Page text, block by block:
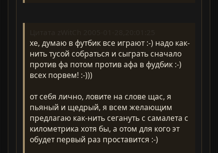
хе, думаю в футбик все играют :-) надо как-
нить тусой собраться и сыграть сначало
против фа потом против афа в фудбик :-)
всех порвем! :-)))
от себя лично, ловите на слове щас, я
пьяный и щедрый, я всем желающим
предлагаю как-нить сегануть с самалета с
километрика хотя бы, а отом для кого эт
обудет первый раз проставится :-)